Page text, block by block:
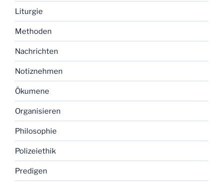
Liturgie
Methoden
Nachrichten
Notiznehmen
Ökumene
Organisieren
Philosophie
Polizeiethik
Predigen